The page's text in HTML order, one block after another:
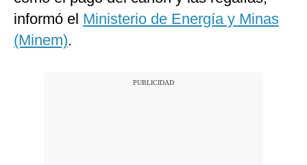
informó el Ministerio de Energía y Minas
(Minem).